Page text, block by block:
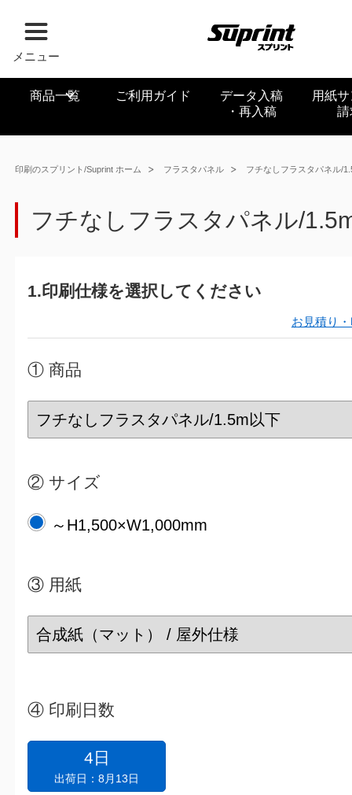
メニュー
商品一覧 ご利用ガイド
データ入稿
・再入稿
用紙
請
印刷のスプリント/Suprint ホーム フラスタパネル フチなしフラスタパネル/
フチなしフラスタパネル/
1.印刷仕様を選択してください
お見積り
① 商品
② サイズ
～H1,500×W1,000mm
③ 用紙
④ 印刷日数
4日
出荷日：8月13日